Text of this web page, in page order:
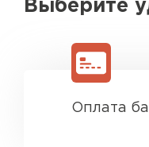
Выберите
Оплата